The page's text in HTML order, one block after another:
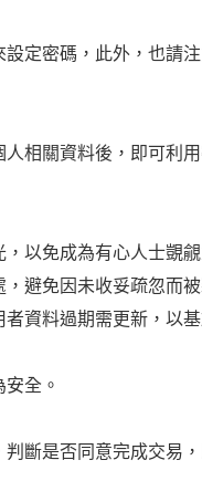
定密碼，此外，也請
相關資料後，即可利
以免成為有心人士覬覦
避免因未收妥疏忽而被
資料過期需更新，以
全。
斷是否同意完成交易